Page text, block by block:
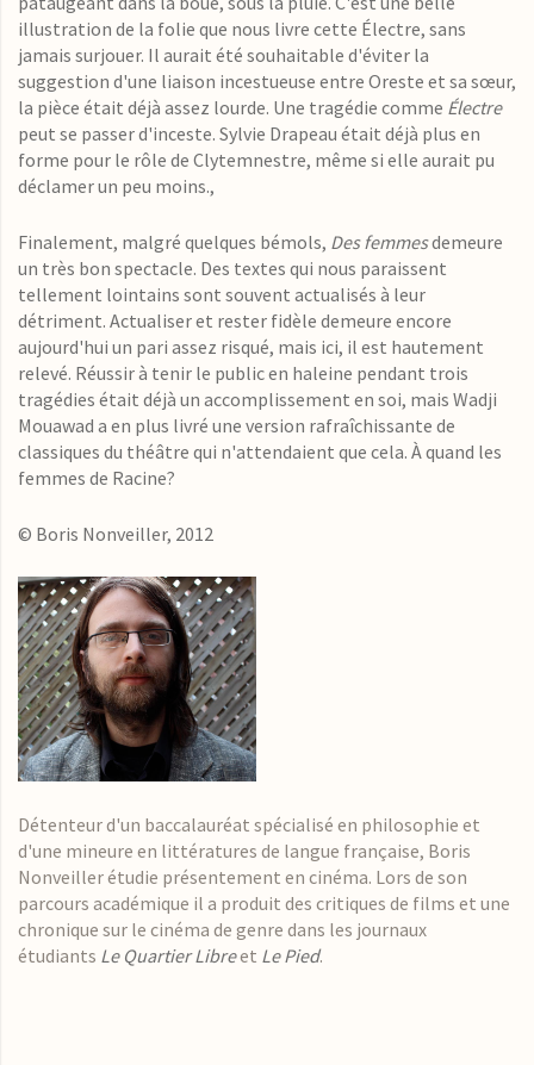
illustration de la folie que nous livre cette Électre, sans
jamais surjouer. Il aurait été souhaitable d'éviter la
suggestion d'une liaison incestueuse entre Oreste et sa sœur,
la pièce était déjà assez lourde. Une tragédie comme Électre
peut se passer d'inceste. Sylvie Drapeau était déjà plus en
forme pour le rôle de Clytemnestre, même si elle aurait pu
déclamer un peu moins.,
Finalement, malgré quelques bémols, Des femmesdemeure
un très bon spectacle. Des textes qui nous paraissent
tellement lointains sont souvent actualisés à leur
détriment. Actualiser et rester fidèle demeure encore
aujourd'hui un pari assez risqué, mais ici, il est hautement
relevé. Réussir à tenir le public en haleine pendant trois
tragédies était déjà un accomplissement en soi, mais Wadji
Mouawad a en plus livré une version rafraîchissante de
classiques du théâtre qui n'attendaient que cela. À quand les
femmes de Racine?
© Boris Nonveiller, 2012
Détenteur d'un baccalauréat spécialisé en philosophie et
d'une mineure en littératures de langue française, Boris
Nonveiller étudie présentement en cinéma. Lors de son
parcours académique il a produit des critiques de films et une
chronique sur le cinéma de genre dans les journaux
étudiants Le Quartier Libreet Le Pied.